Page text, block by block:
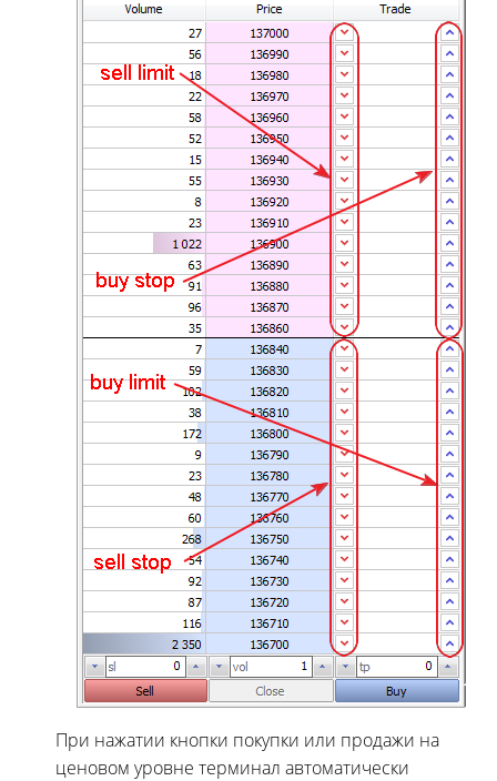
При нажатии кнопки покупки или продажи на
ценовом уровне терминал автоматически